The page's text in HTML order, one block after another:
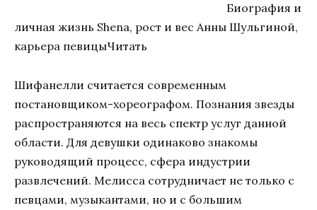
Биография и
личная жизнь Shena, рост и вес Анны Шульгиной,
карьера певицыЧитать
Шифанелли считается современным
постановщиком-хореографом. Познания звезды
распространяются на весь спектр услуг данной
области. Для девушки одинаково знакомы
руководящий процесс, сфера индустрии
развлечений. Мелисса сотрудничает не только с
певцами, музыкантами, но и с большим